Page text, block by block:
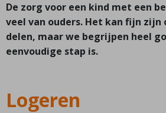
De zorg voor een kind met een
veel van ouders. Het kan fijn zijn
delen, maar we begrijpen heel
eenvoudige stap is.
Logeren